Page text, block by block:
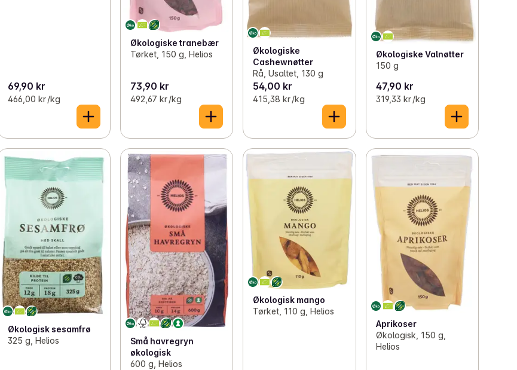
69,90 kr
466,00 kr /kg
Økologiske tranebær
Tørket, 150 g, Helios
73,90 kr
492,67 kr /kg
Økologiske
Cashewnøtter
Rå, Usaltet, 130 g
54,00 kr
415,38 kr /kg
Økologiske Valnøtter
150 g
47,90 kr
319,33 kr /kg
Økologisk sesamfrø
325 g, Helios
Små havregryn
økologisk
600 g, Helios
Økologisk mango
Tørket, 110 g, Helios
Aprikoser
Økologisk, 150 g,
Helios